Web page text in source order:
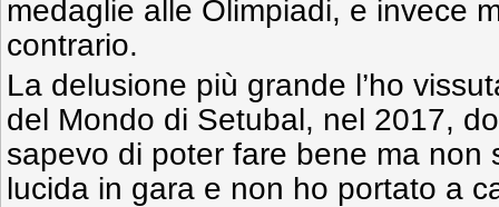
medaglie alle Olimpiadi, e invece
contrario.
La delusione più grande l’ho
del Mondo di Setubal, nel 2017,
sapevo di poter fare bene ma non
lucida in gara e non ho portato a